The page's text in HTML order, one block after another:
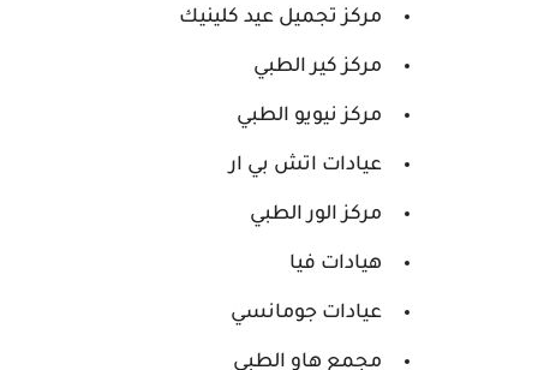
مركز تجميل عيد كلينيك
مركز كير الطبي
مركز نيويو الطبي
عيادات اتش بي ار
مركز الور الطبي
هيادات فيا
عيادات جومانسي
مجمع هاو الطبي